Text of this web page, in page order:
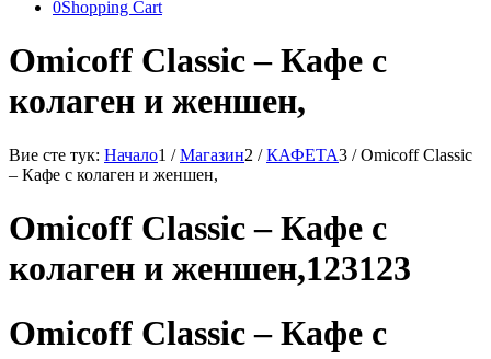
0Shopping Cart
Omicoff Classic – Кафе с
колаген и женшен,
Вие сте тук: Начало1 / Магазин2 / КАФЕТА3 / Omicoff Classic
– Кафе с колаген и женшен,
Omicoff Classic – Кафе с
колаген и женшен,123123
Omicoff Classic – Кафе с